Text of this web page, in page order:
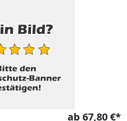
ab 67,80 €*